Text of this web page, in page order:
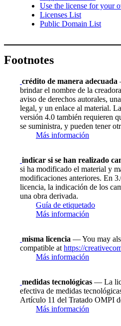
Use the license for your
Licenses List
Public Domain List
Footnotes
crédito de manera adecuada
brindar el nombre de la
aviso de derechos autorales,
legal, y un enlace al material.
versión 4.0 también requieren
se suministra, y pueden tener
Más información
indicar si se han realizado
si ha modificado el material y
modificaciones anteriores. En
licencia, la indicación de los
una obra derivada.
Guía de etiquetado
Más información
misma licencia — You may
compatible at https://
Más información
medidas tecnológicas — La
efectiva de medidas
Artículo 11 del Tratado OMPI
Más información